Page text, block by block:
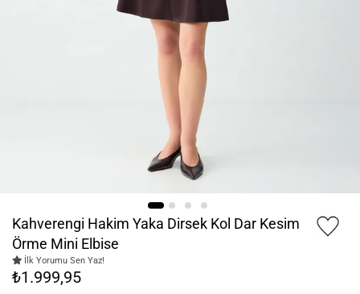
Kahverengi Hakim Yaka Dirsek Kol Dar Kesim
Örme Mini Elbise
İlk Yorumu Sen Yaz!
₺1.999,95